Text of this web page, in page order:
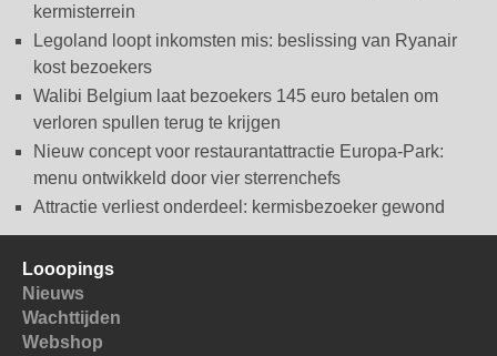
kermisterrein
Legoland loopt inkomsten mis: beslissing van Ryanair
kost bezoekers
Walibi Belgium laat bezoekers 145 euro betalen om
verloren spullen terug te krijgen
Nieuw concept voor restaurantattractie Europa-Park:
menu ontwikkeld door vier sterrenchefs
Attractie verliest onderdeel: kermisbezoeker gewond
Looopings
Nieuws
Wachttijden
Webshop